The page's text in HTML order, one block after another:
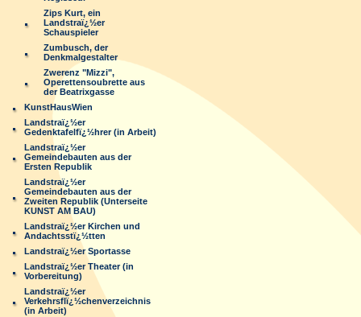
Zips Kurt, ein
Landstraï¿½er
Schauspieler
Zumbusch, der
Denkmalgestalter
Zwerenz "Mizzi",
Operettensoubrette aus
der Beatrixgasse
KunstHausWien
Landstraï¿½er
Gedenktafelfï¿½hrer (in Arbeit)
Landstraï¿½er
Gemeindebauten aus der
Ersten Republik
Landstraï¿½er
Gemeindebauten aus der
Zweiten Republik (Unterseite
KUNST AM BAU)
Landstraï¿½er Kirchen und
Andachtsstï¿½tten
Landstraï¿½er Sportasse
Landstraï¿½er Theater (in
Vorbereitung)
Landstraï¿½er
Verkehrsflï¿½chenverzeichnis
(in Arbeit)